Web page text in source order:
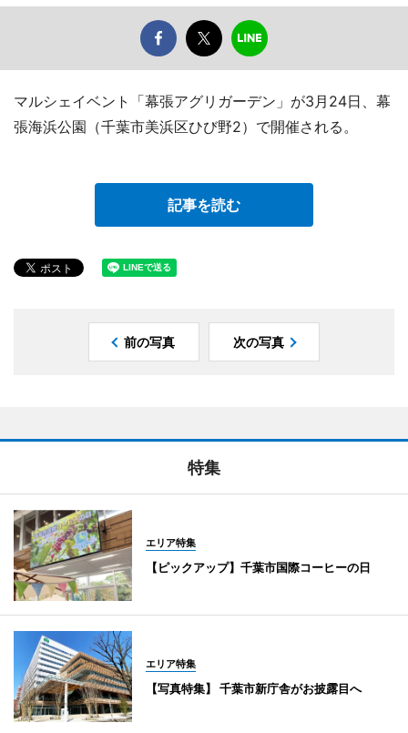
マルシェイベント「幕張アグリガーデン」が3月24日、幕
張海浜公園（千葉市美浜区ひび野2）で開催される。
記事を読む
前の写真 次の写真
特集
エリア特集
【ピックアップ】千葉市国際コーヒーの日
エリア特集
【写真特集】 千葉市新庁舎がお披露目へ